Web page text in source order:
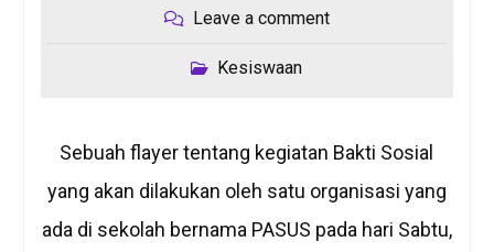
Leave a comment
Kesiswaan
Sebuah flayer tentang kegiatan Bakti Sosial
yang akan dilakukan oleh satu organisasi yang
ada di sekolah bernama PASUS pada hari Sabtu,